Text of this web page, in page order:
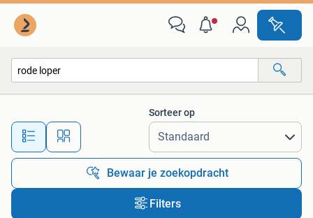
Alle afstanden…
Sorteer op
Bewaar je zoekopdracht
Filters